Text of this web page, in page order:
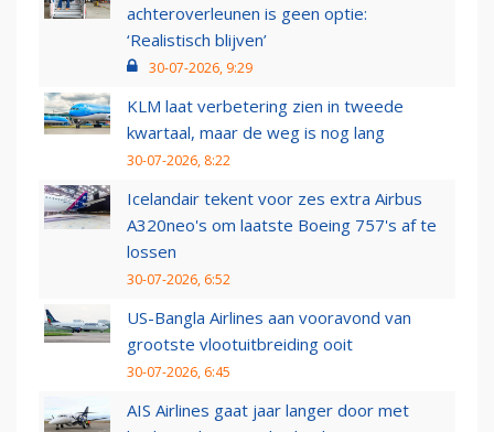
achteroverleunen is geen optie:
‘Realistisch blijven’
30-07-2026, 9:29
KLM laat verbetering zien in tweede
kwartaal, maar de weg is nog lang
30-07-2026, 8:22
Icelandair tekent voor zes extra Airbus
A320neo's om laatste Boeing 757's af te
lossen
30-07-2026, 6:52
US-Bangla Airlines aan vooravond van
grootste vlootuitbreiding ooit
30-07-2026, 6:45
AIS Airlines gaat jaar langer door met